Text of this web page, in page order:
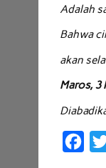
Adalah
Bahwa
akan
Maros, 3